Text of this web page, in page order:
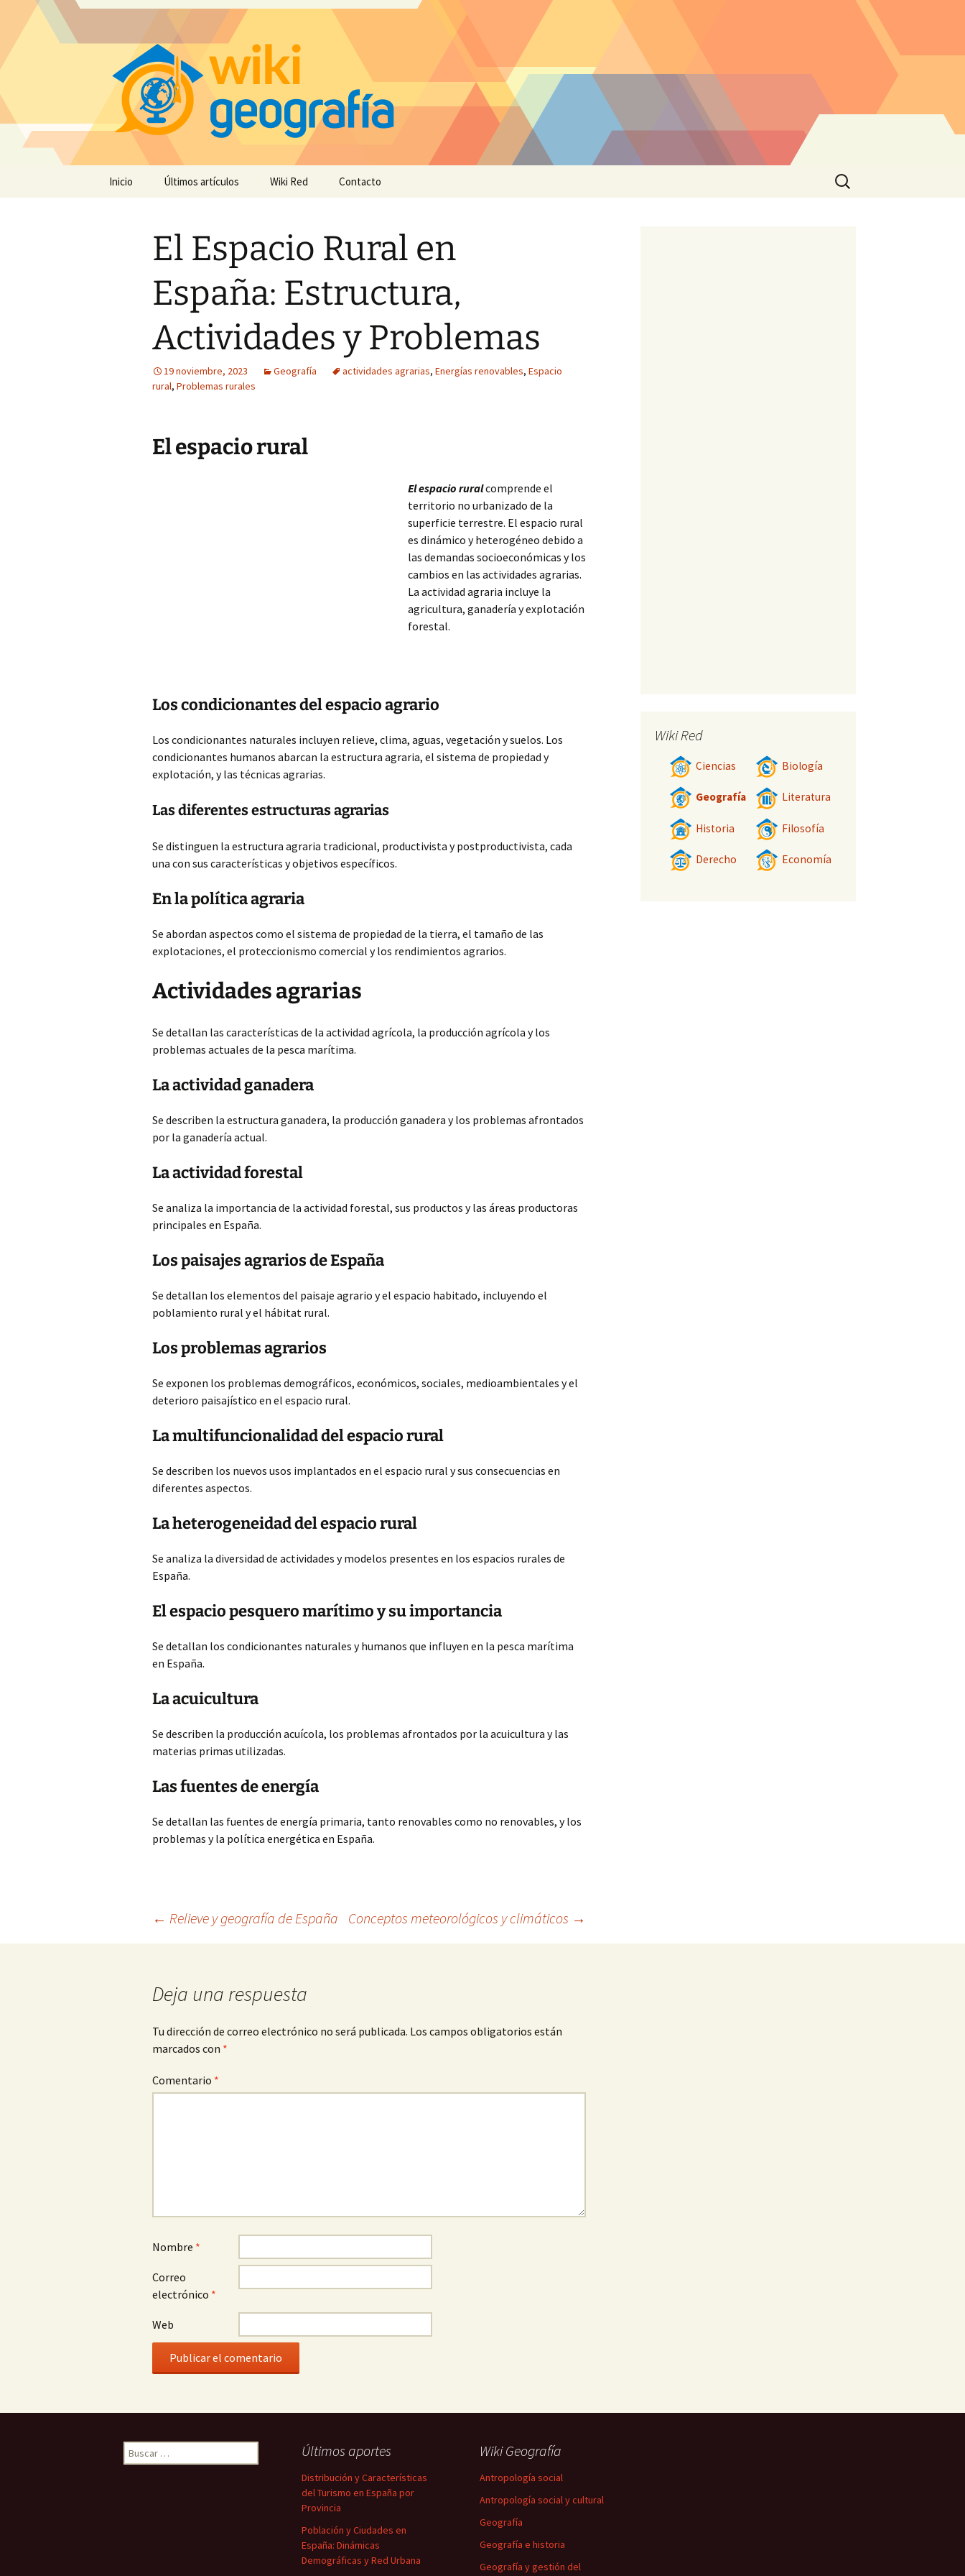
Inicio Últimos artículos Wiki Red Contacto
Buscar:
El Espacio Rural en
España: Estructura,
Actividades y Problemas
19 noviembre, 2023 Geografía actividades agrarias, Energías renovables, Espacio
rural, Problemas rurales
El espacio rural
El espacio ruralcomprende el
territorio no urbanizado de la
superficie terrestre. El espacio rural
es dinámico y heterogéneo debido a
las demandas socioeconómicas y los
cambios en las actividades agrarias.
La actividad agraria incluye la
agricultura, ganadería y explotación
forestal.
Los condicionantes del espacio agrario
Los condicionantes naturales incluyen relieve, clima, aguas, vegetación y suelos. Los
condicionantes humanos abarcan la estructura agraria, el sistema de propiedad y
explotación, y las técnicas agrarias.
Las diferentes estructuras agrarias
Se distinguen la estructura agraria tradicional, productivista y postproductivista, cada
una con sus características y objetivos específicos.
En la política agraria
Se abordan aspectos como el sistema de propiedad de la tierra, el tamaño de las
explotaciones, el proteccionismo comercial y los rendimientos agrarios.
Actividades agrarias
Se detallan las características de la actividad agrícola, la producción agrícola y los
problemas actuales de la pesca marítima.
La actividad ganadera
Se describen la estructura ganadera, la producción ganadera y los problemas afrontados
por la ganadería actual.
La actividad forestal
Se analiza la importancia de la actividad forestal, sus productos y las áreas productoras
principales en España.
Los paisajes agrarios de España
Se detallan los elementos del paisaje agrario y el espacio habitado, incluyendo el
poblamiento rural y el hábitat rural.
Los problemas agrarios
Se exponen los problemas demográficos, económicos, sociales, medioambientales y el
deterioro paisajístico en el espacio rural.
La multifuncionalidad del espacio rural
Se describen los nuevos usos implantados en el espacio rural y sus consecuencias en
diferentes aspectos.
La heterogeneidad del espacio rural
Se analiza la diversidad de actividades y modelos presentes en los espacios rurales de
España.
El espacio pesquero marítimo y su importancia
Se detallan los condicionantes naturales y humanos que influyen en la pesca marítima
en España.
La acuicultura
Se describen la producción acuícola, los problemas afrontados por la acuicultura y las
materias primas utilizadas.
Las fuentes de energía
Se detallan las fuentes de energía primaria, tanto renovables como no renovables, y los
problemas y la política energética en España.
Navegación
← Relieve y geografía de España Conceptos meteorológicos y climáticos →
Deja una respuesta
Tu dirección de correo electrónico no será publicada. Los campos obligatorios están
marcados con *
Comentario *
Nombre *
Correo
electrónico *
Web
Wiki Red
Ciencias Biología
Geografía Literatura
Historia Filosofía
Derecho Economía
Buscar: Últimos aportes
Distribución y Características
del Turismo en España por
Provincia
Población y Ciudades en
España: Dinámicas
Demográficas y Red Urbana
Wiki Geografía
Antropología social
Antropología social y cultural
Geografía
Geografía e historia
Geografía y gestión del